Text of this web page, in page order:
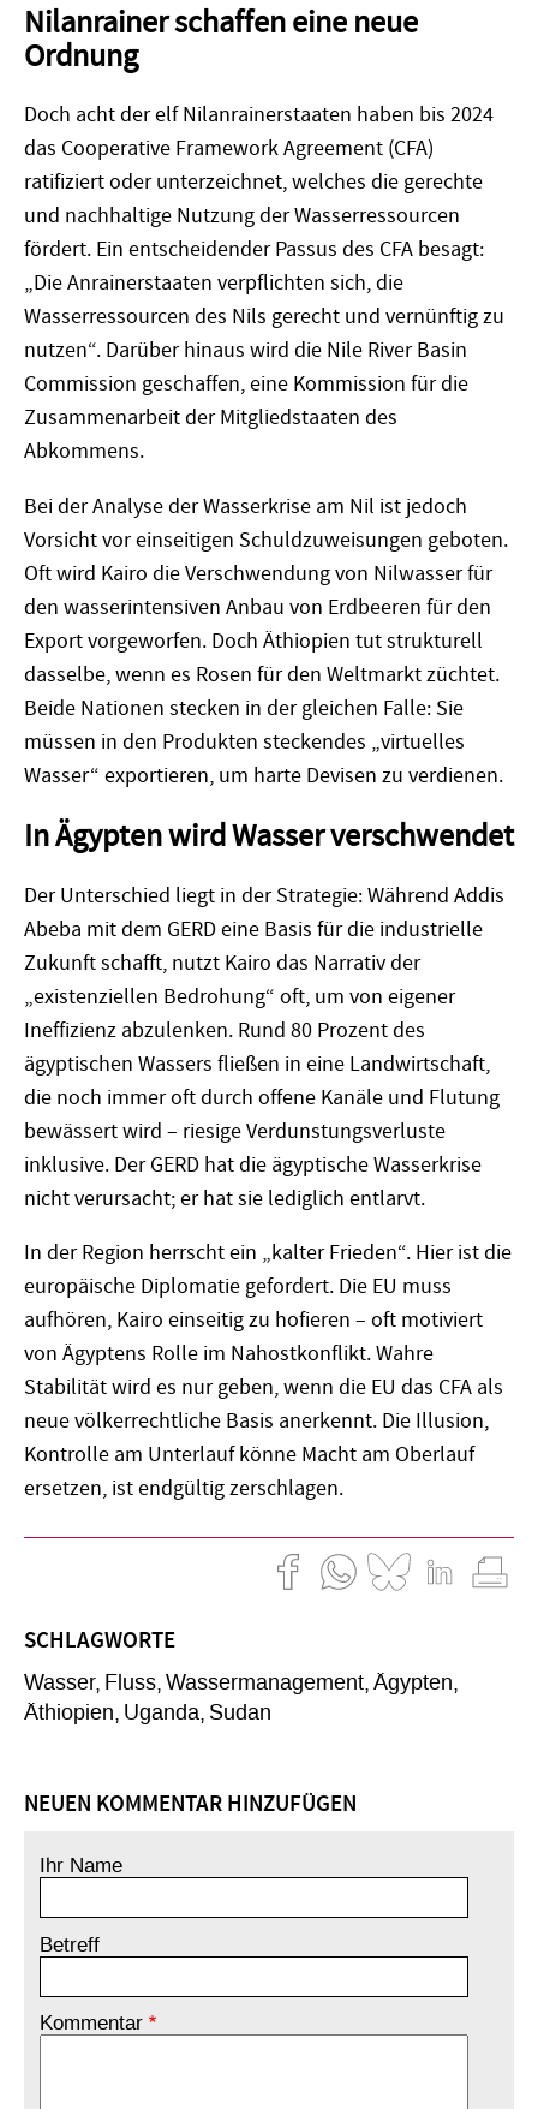
Nilanrainer schaffen eine neue
Ordnung
Doch acht der elf Nilanrainerstaaten haben bis 2024
das Cooperative Framework Agreement (CFA)
ratifiziert oder unterzeichnet, welches die gerechte
und nachhaltige Nutzung der Wasserressourcen
fördert. Ein entscheidender Passus des CFA besagt:
„Die Anrainerstaaten verpflichten sich, die
Wasserressourcen des Nils gerecht und vernünftig zu
nutzen“. Darüber hinaus wird die Nile River Basin
Commission geschaffen, eine Kommission für die
Zusammenarbeit der Mitgliedstaaten des
Abkommens.
Bei der Analyse der Wasserkrise am Nil ist jedoch
Vorsicht vor einseitigen Schuldzuweisungen geboten.
Oft wird Kairo die Verschwendung von Nilwasser für
den wasserintensiven Anbau von Erdbeeren für den
Export vorgeworfen. Doch Äthiopien tut strukturell
dasselbe, wenn es Rosen für den Weltmarkt züchtet.
Beide Nationen stecken in der gleichen Falle: Sie
müssen in den Produkten steckendes „virtuelles
Wasser“ exportieren, um harte Devisen zu verdienen.
In Ägypten wird Wasser verschwendet
Der Unterschied liegt in der Strategie: Während Addis
Abeba mit dem GERD eine Basis für die industrielle
Zukunft schafft, nutzt Kairo das Narrativ der
„existenziellen Bedrohung“ oft, um von eigener
Ineffizienz abzulenken. Rund 80 Prozent des
ägyptischen Wassers fließen in eine Landwirtschaft,
die noch immer oft durch offene Kanäle und Flutung
bewässert wird – riesige Verdunstungsverluste
inklusive. Der GERD hat die ägyptische Wasserkrise
nicht verursacht; er hat sie lediglich entlarvt.
In der Region herrscht ein „kalter Frieden“. Hier ist die
europäische Diplomatie gefordert. Die EU muss
aufhören, Kairo einseitig zu hofieren – oft motiviert
von Ägyptens Rolle im Nahostkonflikt. Wahre
Stabilität wird es nur geben, wenn die EU das CFA als
neue völkerrechtliche Basis anerkennt. Die Illusion,
Kontrolle am Unterlauf könne Macht am Oberlauf
ersetzen, ist endgültig zerschlagen.
SCHLAGWORTE
Wasser Fluss Wassermanagement Ägypten
Äthiopien Uganda Sudan
NEUEN KOMMENTAR HINZUFÜGEN
Ihr Name
Betreff
Kommentar